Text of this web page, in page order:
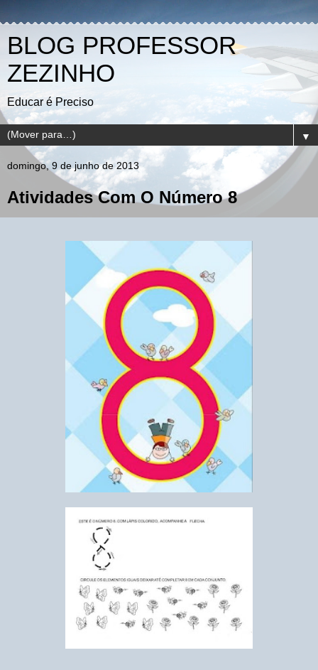
BLOG PROFESSOR
ZEZINHO
Educar é Preciso
▼
domingo, 9 de junho de 2013
Atividades Com O Número 8